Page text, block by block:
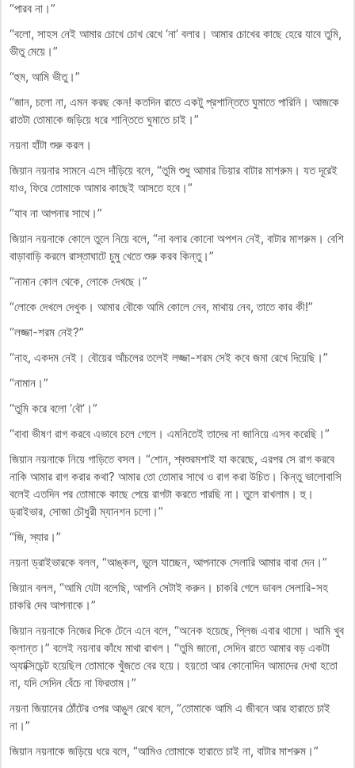
“পারব না।”
“বলো, সাহস নেই আমার চোখে চোখ রেখে ‘না’ বলার। আমার চোখের কাছে হেরে যাবে তুমি,
ভীতু মেয়ে।”
“হুম, আমি ভীতু।”
“জান, চলো না, এমন করছ কেন! কতদিন রাতে একটু প্রশান্তিতে ঘুমাতে পারিনি। আজকে
রাতটা তোমাকে জড়িয়ে ধরে শান্তিতে ঘুমাতে চাই।”
নয়না হাঁটা শুরু করল।
জিয়ান নয়নার সামনে এসে দাঁড়িয়ে বলে, “তুমি শুধু আমার ডিয়ার বাটার মাশরুম। যত দূরেই
যাও, ফিরে তোমাকে আমার কাছেই আসতে হবে।”
“যাব না আপনার সাথে।”
জিয়ান নয়নাকে কোলে তুলে নিয়ে বলে, “না বলার কোনো অপশন নেই, বাটার মাশরুম। বেশি
বাড়াবাড়ি করলে রাস্তাঘাটে চুমু খেতে শুরু করব কিন্তু।”
“নামান কোল থেকে, লোকে দেখছে।”
“লোকে দেখলে দেখুক। আমার বৌকে আমি কোলে নেব, মাথায় নেব, তাতে কার কী!”
“লজ্জা-শরম নেই?”
“নাহ, একদম নেই। বৌয়ের আঁচলের তলেই লজ্জা-শরম সেই কবে জমা রেখে দিয়েছি।”
“নামান।”
“তুমি করে বলো ‘বৌ’।”
“বাবা ভীষণ রাগ করবে এভাবে চলে গেলে। এমনিতেই তাদের না জানিয়ে এসব করেছি।”
জিয়ান নয়নাকে নিয়ে গাড়িতে বসল। “শোন, শ্বশুরমশাই যা করেছে, এরপর সে রাগ করবে
নাকি আমার রাগ করার কথা? আমার তো তোমার সাথে ও রাগ করা উচিত। কিন্তু ভালোবাসি
বলেই এতদিন পর তোমাকে কাছে পেয়ে রাগটা করতে পারছি না। তুলে রাখলাম। হু।
ড্রাইভার, সোজা চৌধুরী ম্যানশন চলো।”
“জি, স্যার।”
নয়না ড্রাইভারকে বলল, “আঙ্কল, ভুলে যাচ্ছেন, আপনাকে সেলারি আমার বাবা দেন।”
জিয়ান বলল, “আমি যেটা বলেছি, আপনি সেটাই করুন। চাকরি গেলে ডাবল সেলারি-সহ
চাকরি দেব আপনাকে।”
জিয়ান নয়নাকে নিজের দিকে টেনে এনে বলে, “অনেক হয়েছে, প্লিজ এবার থামো। আমি খুব
ক্লান্ত।” বলেই নয়নার কাঁধে মাথা রাখল। “তুমি জানো, সেদিন রাতে আমার বড় একটা
অ্যাক্সিডেন্ট হয়েছিল তোমাকে খুঁজতে বের হয়ে। হয়তো আর কোনোদিন আমাদের দেখা হতো
না, যদি সেদিন বেঁচে না ফিরতাম।”
নয়না জিয়ানের ঠোঁটের ওপর আঙুল রেখে বলে, “তোমাকে আমি এ জীবনে আর হারাতে চাই
না।”
জিয়ান নয়নাকে জড়িয়ে ধরে বলে, “আমিও তোমাকে হারাতে চাই না, বাটার মাশরুম।”